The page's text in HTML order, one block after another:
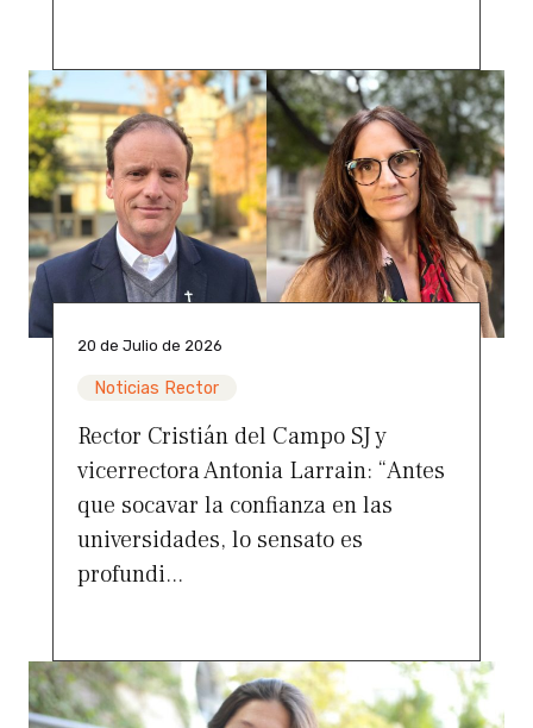
20 de Julio de 2026
Noticias Rector
Rector Cristián del Campo SJ y
vicerrectora Antonia Larrain: “Antes
que socavar la confianza en las
universidades, lo sensato es
profundi...